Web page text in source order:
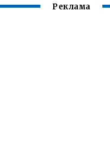
Реклама